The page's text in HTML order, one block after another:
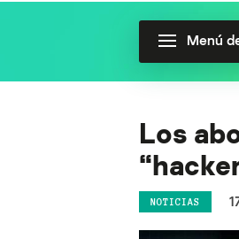
Menú
Los
NOTICIAS